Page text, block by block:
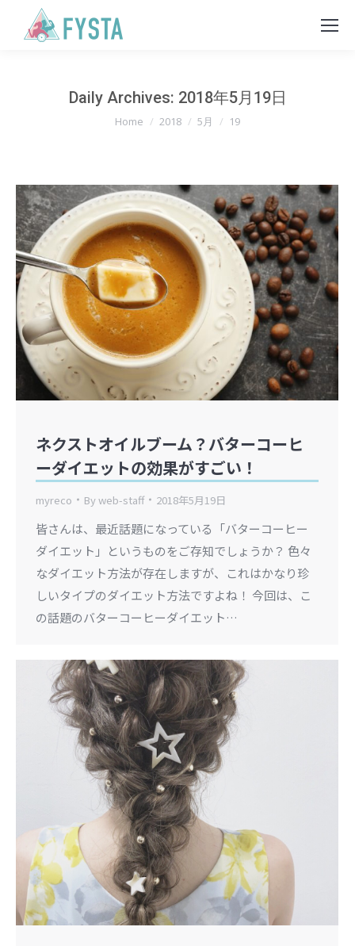
Daily Archives: 2018年5月19日
You are here:
Home 2018 5月 19
ネクストオイルブーム？バターコーヒ
ーダイエットの効果がすごい！
myreco Byweb-staff 2018年5月19日
皆さんは、最近話題になっている「バターコーヒー
ダイエット」というものをご存知でしょうか？ 色々
なダイエット方法が存在しますが、これはかなり珍
しいタイプのダイエット方法ですよね！ 今回は、こ
の話題のバターコーヒーダイエット…